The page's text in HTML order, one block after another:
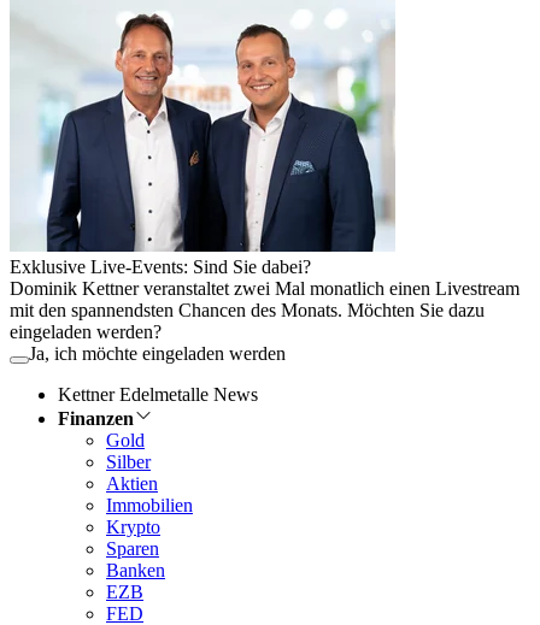
Exklusive Live-Events: Sind Sie dabei?
Dominik Kettner veranstaltet zwei Mal monatlich einen Livestream
mit den spannendsten Chancen des Monats. Möchten Sie dazu
eingeladen werden?
Ja, ich möchte eingeladen werden
Kettner Edelmetalle News
Finanzen
Gold
Silber
Aktien
Immobilien
Krypto
Sparen
Banken
EZB
FED